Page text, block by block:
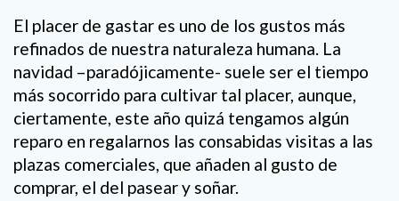
El placer de gastar es uno de los gustos más
refinados de nuestra naturaleza humana. La
navidad –paradójicamente- suele ser el tiempo
más socorrido para cultivar tal placer, aunque,
ciertamente, este año quizá tengamos algún
reparo en regalarnos las consabidas visitas a las
plazas comerciales, que añaden al gusto de
comprar, el del pasear y soñar.